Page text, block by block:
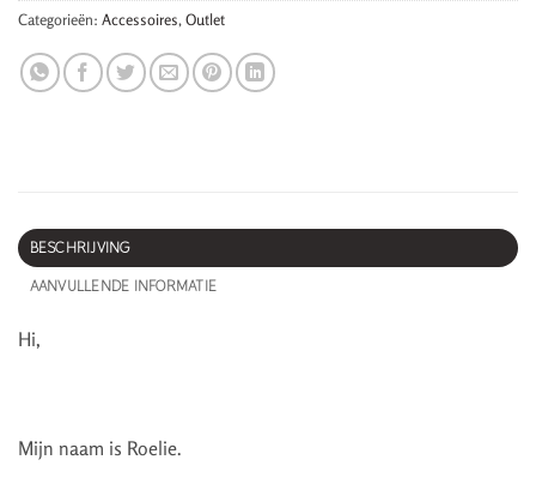
Categorieën: Accessoires, Outlet
BESCHRIJVING
AANVULLENDE INFORMATIE
Hi,
Mijn naam is Roelie.